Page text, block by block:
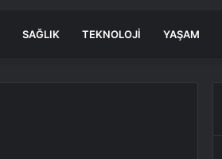
SAĞLIK TEKNOLOJI YAŞAM